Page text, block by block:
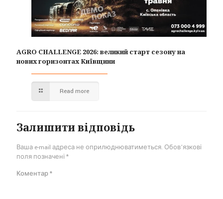
AGRO CHALLENGE 2026: великий старт сезону на
нових горизонтах Київщини
Read more
Залишити відповідь
Ваша e-mail адреса не оприлюднюватиметься. Обов’язкові
поля позначені *
Коментар*